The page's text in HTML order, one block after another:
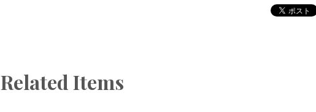
Related Items